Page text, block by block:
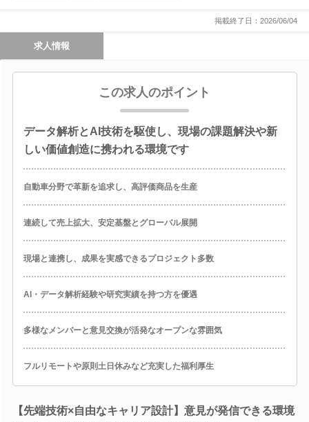
掲載終了日：2026/06/04
求人情報
この求人のポイント
データ解析とAI技術を駆使し、現場の課題解決や新
しい価値創造に携われる環境です
自動車分野で革新を追求し、高評価商品を生産
連続して売上拡大、安定基盤とグローバル展開
現場と連携し、成果を実感できるプロジェクト多数
AI・データ解析経験や研究実績を持つ方を優遇
多様なメンバーと意見交換が活発なオープンな雰囲気
フルリモートや原則土日休みなど充実した福利厚生
【先端技術×自由なキャリア設計】意見が発信できる環境